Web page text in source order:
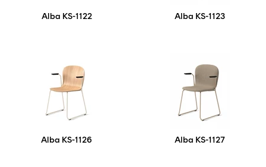
Alba KS-1122 Alba KS-1123
Alba KS-1126 Alba KS-1127